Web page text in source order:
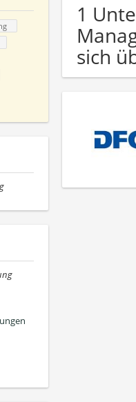
1
sich